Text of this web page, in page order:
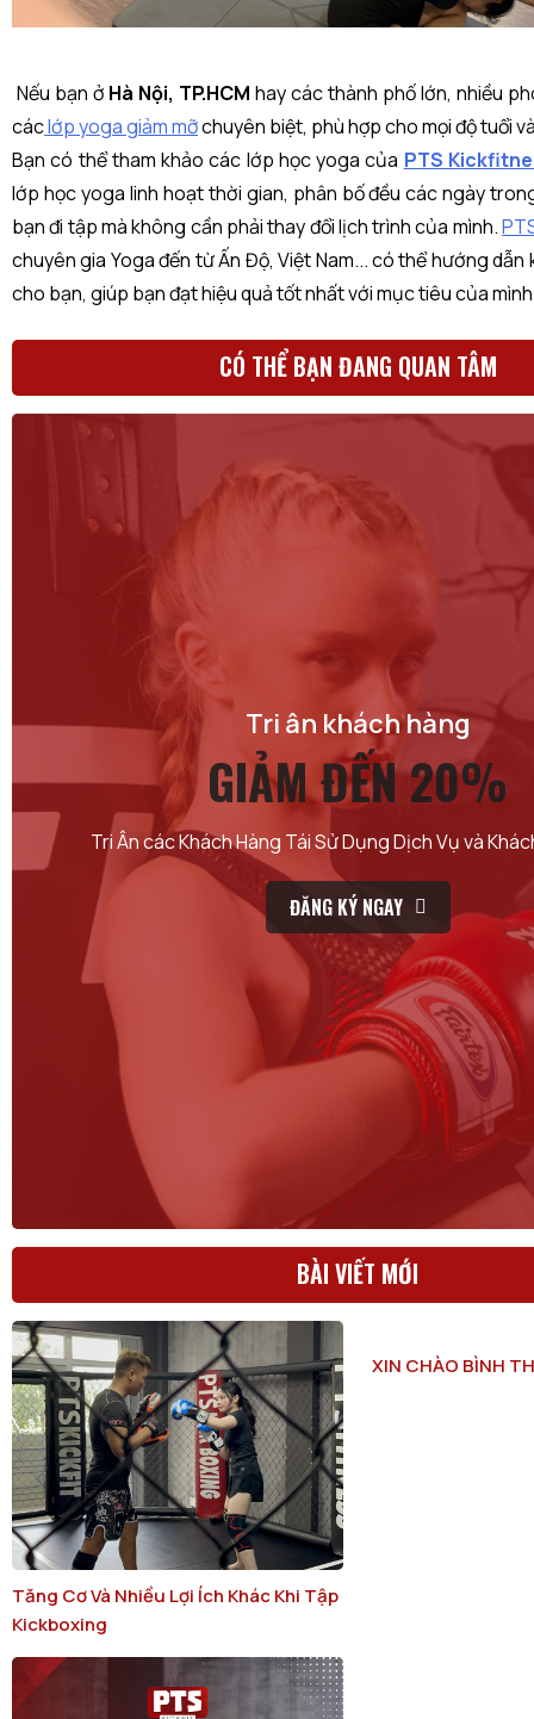
Nếu bạn ở Hà Nội, TP.HCM hay các thành phố lớn, nhiều
cáclớp yoga giảm mỡchuyên biệt, phù hợp cho mọi độ tuổi
Bạn có thể tham khảo các lớp học yoga của PTS
lớp học yoga linh hoạt thời gian, phân bố đều các ngày
bạn đi tập mà không cần phải thay đổi lịch trình của mình.
chuyên gia Yoga đến từ Ấn Độ, Việt Nam... có thể hướng
cho bạn, giúp bạn đạt hiệu quả tốt nhất với mục tiêu của mình
CÓ THỂ BẠN ĐANG QUAN TÂM
Tri ân khách hàng
GIẢM ĐẾN 20%
Tri Ân các Khách Hàng Tái Sử Dụng Dịch Vụ và
ĐĂNG KÝ NGAY
BÀI VIẾT MỚI
Tăng Cơ Và Nhiều Lợi Ích Khác Khi Tập
Kickboxing
XIN CHÀO BÌNH